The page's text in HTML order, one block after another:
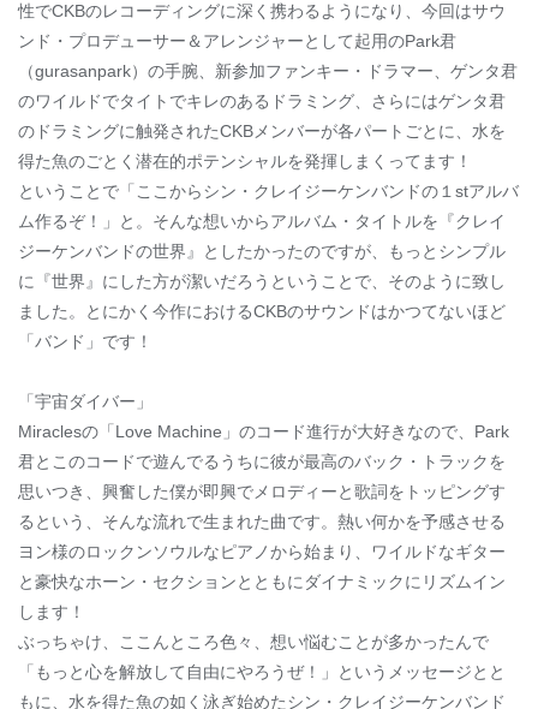
性でCKBのレコーディングに深く携わるようになり、今回はサウ
ンド・プロデューサー＆アレンジャーとして起用のPark君
（gurasanpark）の手腕、新参加ファンキー・ドラマー、ゲンタ君
のワイルドでタイトでキレのあるドラミング、さらにはゲンタ君
のドラミングに触発されたCKBメンバーが各パートごとに、水を
得た魚のごとく潜在的ポテンシャルを発揮しまくってます！
ということで「ここからシン・クレイジーケンバンドの１stアルバ
ム作るぞ！」と。そんな想いからアルバム・タイトルを『クレイ
ジーケンバンドの世界』としたかったのですが、もっとシンプル
に『世界』にした方が潔いだろうということで、そのように致し
ました。とにかく今作におけるCKBのサウンドはかつてないほど
「バンド」です！
「宇宙ダイバー」
Miraclesの「Love Machine」のコード進行が大好きなので、Park
君とこのコードで遊んでるうちに彼が最高のバック・トラックを
思いつき、興奮した僕が即興でメロディーと歌詞をトッピングす
るという、そんな流れで生まれた曲です。熱い何かを予感させる
ヨン様のロックンソウルなピアノから始まり、ワイルドなギター
と豪快なホーン・セクションとともにダイナミックにリズムイン
します！
ぶっちゃけ、ここんところ色々、想い悩むことが多かったんで
「もっと心を解放して自由にやろうぜ！」というメッセージとと
もに、水を得た魚の如く泳ぎ始めたシン・クレイジーケンバンド